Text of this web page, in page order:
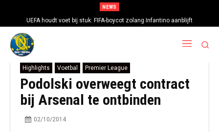
NEWS
UEFA houdt voet bij stuk: FIFA-boycot zolang Infantino aanblijft
Highlights Voetbal Premier League
Podolski overweegt contract
bij Arsenal te ontbinden
02/10/2014